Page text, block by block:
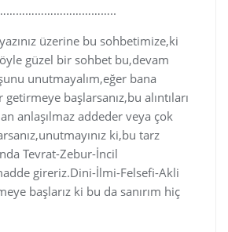
üzerine bu sohbetimize,ki
güzel bir sohbet bu,devam
unutmayalım,eğer bana
getirmeye başlarsanız,bu alıntıları
anlaşılmaz addeder veya çok
ki,bu tarz
Tevrat-Zebur-İncil
gireriz.Dini-İlmi-Felsefi-Akli
başlarız ki bu da sanırım hiç